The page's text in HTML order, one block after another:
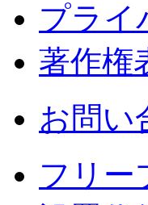
プライ
著作権
お問い
フリー